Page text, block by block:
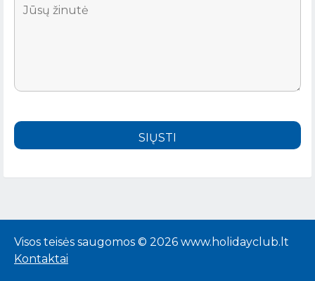
Visos teisės saugomos © 2026 www.holidayclub.lt
Kontaktai